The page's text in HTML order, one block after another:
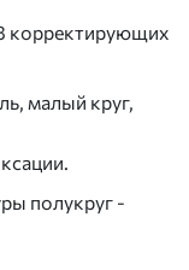
корректирующих
малый круг,
полукруг -